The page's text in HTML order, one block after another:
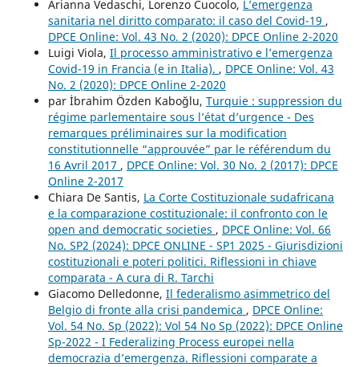
Arianna Vedaschi, Lorenzo Cuocolo, L’emergenza
sanitaria nel diritto comparato: il caso del Covid-19 ,
DPCE Online: Vol. 43 No. 2 (2020): DPCE Online 2-2020
Luigi Viola, Il processo amministrativo e l’emergenza
Covid-19 in Francia (e in Italia). , DPCE Online: Vol. 43
No. 2 (2020): DPCE Online 2-2020
par İbrahim Özden Kaboğlu, Turquie : suppression du
régime parlementaire sous l’état d’urgence - Des
remarques préliminaires sur la modification
constitutionnelle “approuvée” par le référendum du
16 Avril 2017 , DPCE Online: Vol. 30 No. 2 (2017): DPCE
Online 2-2017
Chiara De Santis, La Corte Costituzionale sudafricana
e la comparazione costituzionale: il confronto con le
open and democratic societies , DPCE Online: Vol. 66
No. SP2 (2024): DPCE ONLINE - SP1 2025 - Giurisdizioni
costituzionali e poteri politici. Riflessioni in chiave
comparata - A cura di R. Tarchi
Giacomo Delledonne, Il federalismo asimmetrico del
Belgio di fronte alla crisi pandemica , DPCE Online:
Vol. 54 No. Sp (2022): Vol 54 No Sp (2022): DPCE Online
Sp-2022 - I Federalizing Process europei nella
democrazia d’emergenza. Riflessioni comparate a